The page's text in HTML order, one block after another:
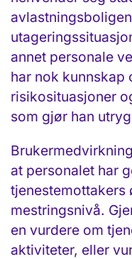
annet personale
har nok kunnskap
risikosituasjoner
som gjør han
at personalet har
tjenestemottakers
mestringsnivå.
en vurdere om
aktiviteter, eller